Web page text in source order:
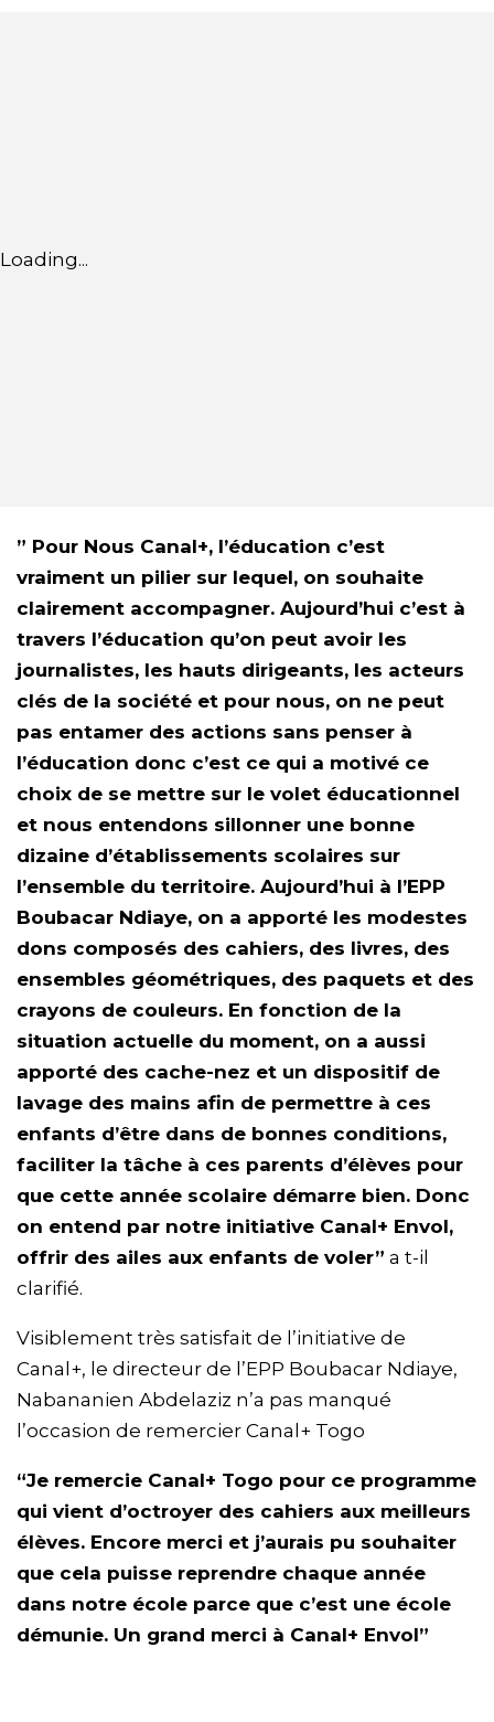
Loading...
” Pour Nous Canal+, l’éducation c’est
vraiment un pilier sur lequel, on souhaite
clairement accompagner. Aujourd’hui c’est à
travers l’éducation qu’on peut avoir les
journalistes, les hauts dirigeants, les acteurs
clés de la société et pour nous, on ne peut
pas entamer des actions sans penser à
l’éducation donc c’est ce qui a motivé ce
choix de se mettre sur le volet éducationnel
et nous entendons sillonner une bonne
dizaine d’établissements scolaires sur
l’ensemble du territoire. Aujourd’hui à l’EPP
Boubacar Ndiaye, on a apporté les modestes
dons composés des cahiers, des livres, des
ensembles géométriques, des paquets et des
crayons de couleurs. En fonction de la
situation actuelle du moment, on a aussi
apporté des cache-nez et un dispositif de
lavage des mains afin de permettre à ces
enfants d’être dans de bonnes conditions,
faciliter la tâche à ces parents d’élèves pour
que cette année scolaire démarre bien. Donc
on entend par notre initiative Canal+ Envol,
offrir des ailes aux enfants de voler” a t-il
clarifié.
Visiblement très satisfait de l’initiative de
Canal+, le directeur de l’EPP Boubacar Ndiaye,
Nabananien Abdelaziz n’a pas manqué
l’occasion de remercier Canal+ Togo
“Je remercie Canal+ Togo pour ce programme
qui vient d’octroyer des cahiers aux meilleurs
élèves. Encore merci et j’aurais pu souhaiter
que cela puisse reprendre chaque année
dans notre école parce que c’est une école
démunie. Un grand merci à Canal+ Envol”